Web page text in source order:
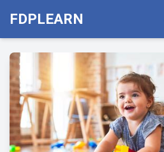
FDPLEARN